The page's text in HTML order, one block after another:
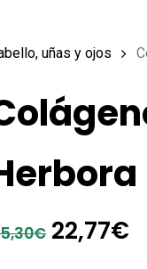
uñas y ojos
€ El
22,77€